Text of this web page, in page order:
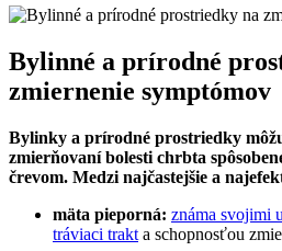
Bylinné a prírodné
zmiernenie symptómov
Bylinky a prírodné prostriedky
zmierňovaní bolesti chrbta
črevom. Medzi najčastejšie a
mäta pieporná: známa svojimi
tráviaci trakt a schopnosťou